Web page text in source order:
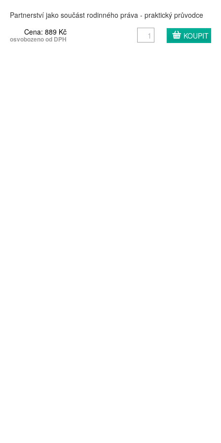
Partnerství jako součást rodinného práva - praktický průvodce
Cena: 889 Kč
osvobozeno od DPH